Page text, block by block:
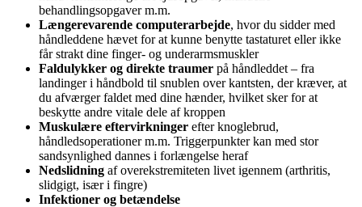
behandlingsopgaver m.m.
Længerevarende computerarbejde, hvor du sidder med
håndleddene hævet for at kunne benytte tastaturet eller ikke
får strakt dine finger- og underarmsmuskler
Faldulykker og direkte traumer på håndleddet – fra
landinger i håndbold til snublen over kantsten, der kræver, at
du afværger faldet med dine hænder, hvilket sker for at
beskytte andre vitale dele af kroppen
Muskulære eftervirkninger efter knoglebrud,
håndledsoperationer m.m. Triggerpunkter kan med stor
sandsynlighed dannes i forlængelse heraf
Nedslidning af overekstremiteten livet igennem (arthritis,
slidgigt, især i fingre)
Infektioner og betændelse